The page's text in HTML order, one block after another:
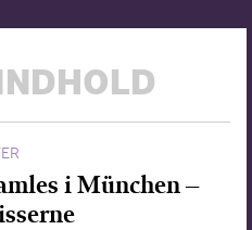
i München –